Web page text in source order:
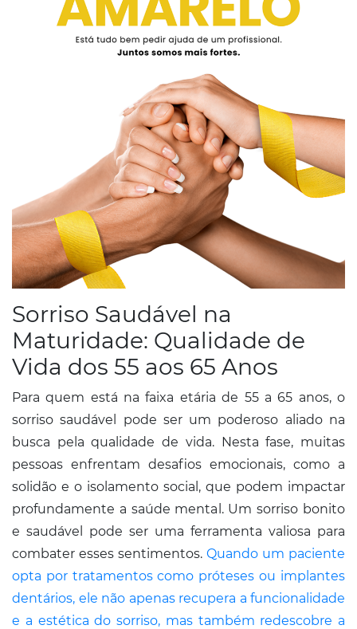
Sorriso Saudável na
Maturidade: Qualidade de
Vida dos 55 aos 65 Anos
Para quem está na faixa etária de 55 a 65 anos, o
sorriso saudável pode ser um poderoso aliado na
busca pela qualidade de vida. Nesta fase, muitas
pessoas enfrentam desafios emocionais, como a
solidão e o isolamento social, que podem impactar
profundamente a saúde mental. Um sorriso bonito
e saudável pode ser uma ferramenta valiosa para
combater esses sentimentos. Quando um paciente
opta por tratamentos como próteses ou implantes
dentários, ele não apenas recupera a funcionalidade
e a estética do sorriso, mas também redescobre a